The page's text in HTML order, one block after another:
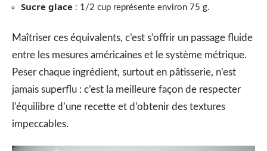
Sucre glace : 1/2 cup représente environ 75 g.
Maîtriser ces équivalents, c’est s’offrir un passage fluide
entre les mesures américaines et le système métrique.
Peser chaque ingrédient, surtout en pâtisserie, n’est
jamais superflu : c’est la meilleure façon de respecter
l’équilibre d’une recette et d’obtenir des textures
impeccables.